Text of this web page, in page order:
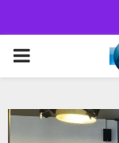
PRIMARY